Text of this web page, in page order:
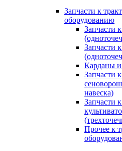
Запчасти к
оборудованию
Запчасти
Запчасти
Карданы и
Запчасти
навеска)
Запчасти
Прочее к